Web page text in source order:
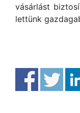
vásárlást
lettünk